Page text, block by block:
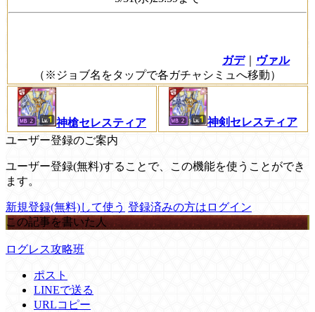
ガデ｜
ヴァル
（※ジョブ名をタップで各ガチャシミュへ移動）
神槍セレスティア
神剣セレスティア
ユーザー登録のご案内
ユーザー登録(無料)することで、この機能を使うことができ
ます。
新規登録(無料)して使う 登録済みの方はログイン
この記事を書いた人
ログレス攻略班
ポスト
LINEで送る
URLコピー